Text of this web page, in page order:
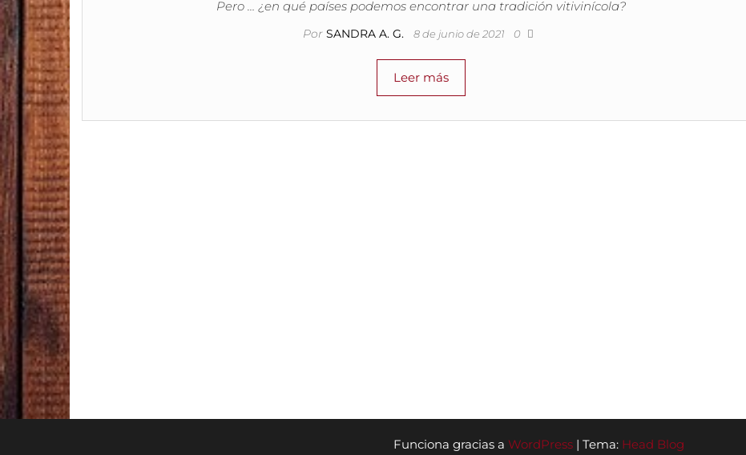
Pero … ¿en qué países podemos encontrar una tradición vitivinícola?
Por SANDRA A. G. 8 de junio de 2021 0
Leer más
Funciona gracias a WordPress | Tema: Head Blog